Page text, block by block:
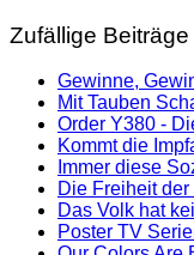
Zufällige Beiträge
Gewinne,
Mit Tauben
Order Y380 -
Kommt die
Immer diese
Die Freiheit der
Das Volk hat
Poster TV